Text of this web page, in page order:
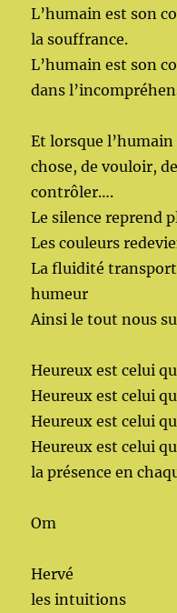
L’humain est son
la souffrance.
L’humain est son
dans
Et lorsque
chose, de vouloir,
contrôler….
Le silence reprend
Les couleurs
La fluidité
humeur
Ainsi le tout nous
Heureux est celui
Heureux est celui
Heureux est celui
Heureux est celui
la présence en
Om
Hervé
les intuitions